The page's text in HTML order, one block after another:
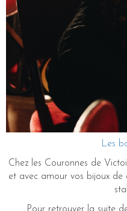
Les
Chez les Couronnes de
et avec amour vos bijoux de